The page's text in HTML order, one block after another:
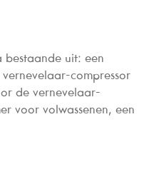
bestaande uit: een
compressor
de vernevelaar-
voor volwassenen, een